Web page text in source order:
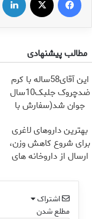
مطالب پیشنهادی
این آقای58ساله با کرم
ضدچروک جلبک10سال
جوان شد(سفارش با
بهترین داروهای لاغری
برای شروع کاهش وزن،
ارسال از داروخانه های
اشتراک
مطلع شدن